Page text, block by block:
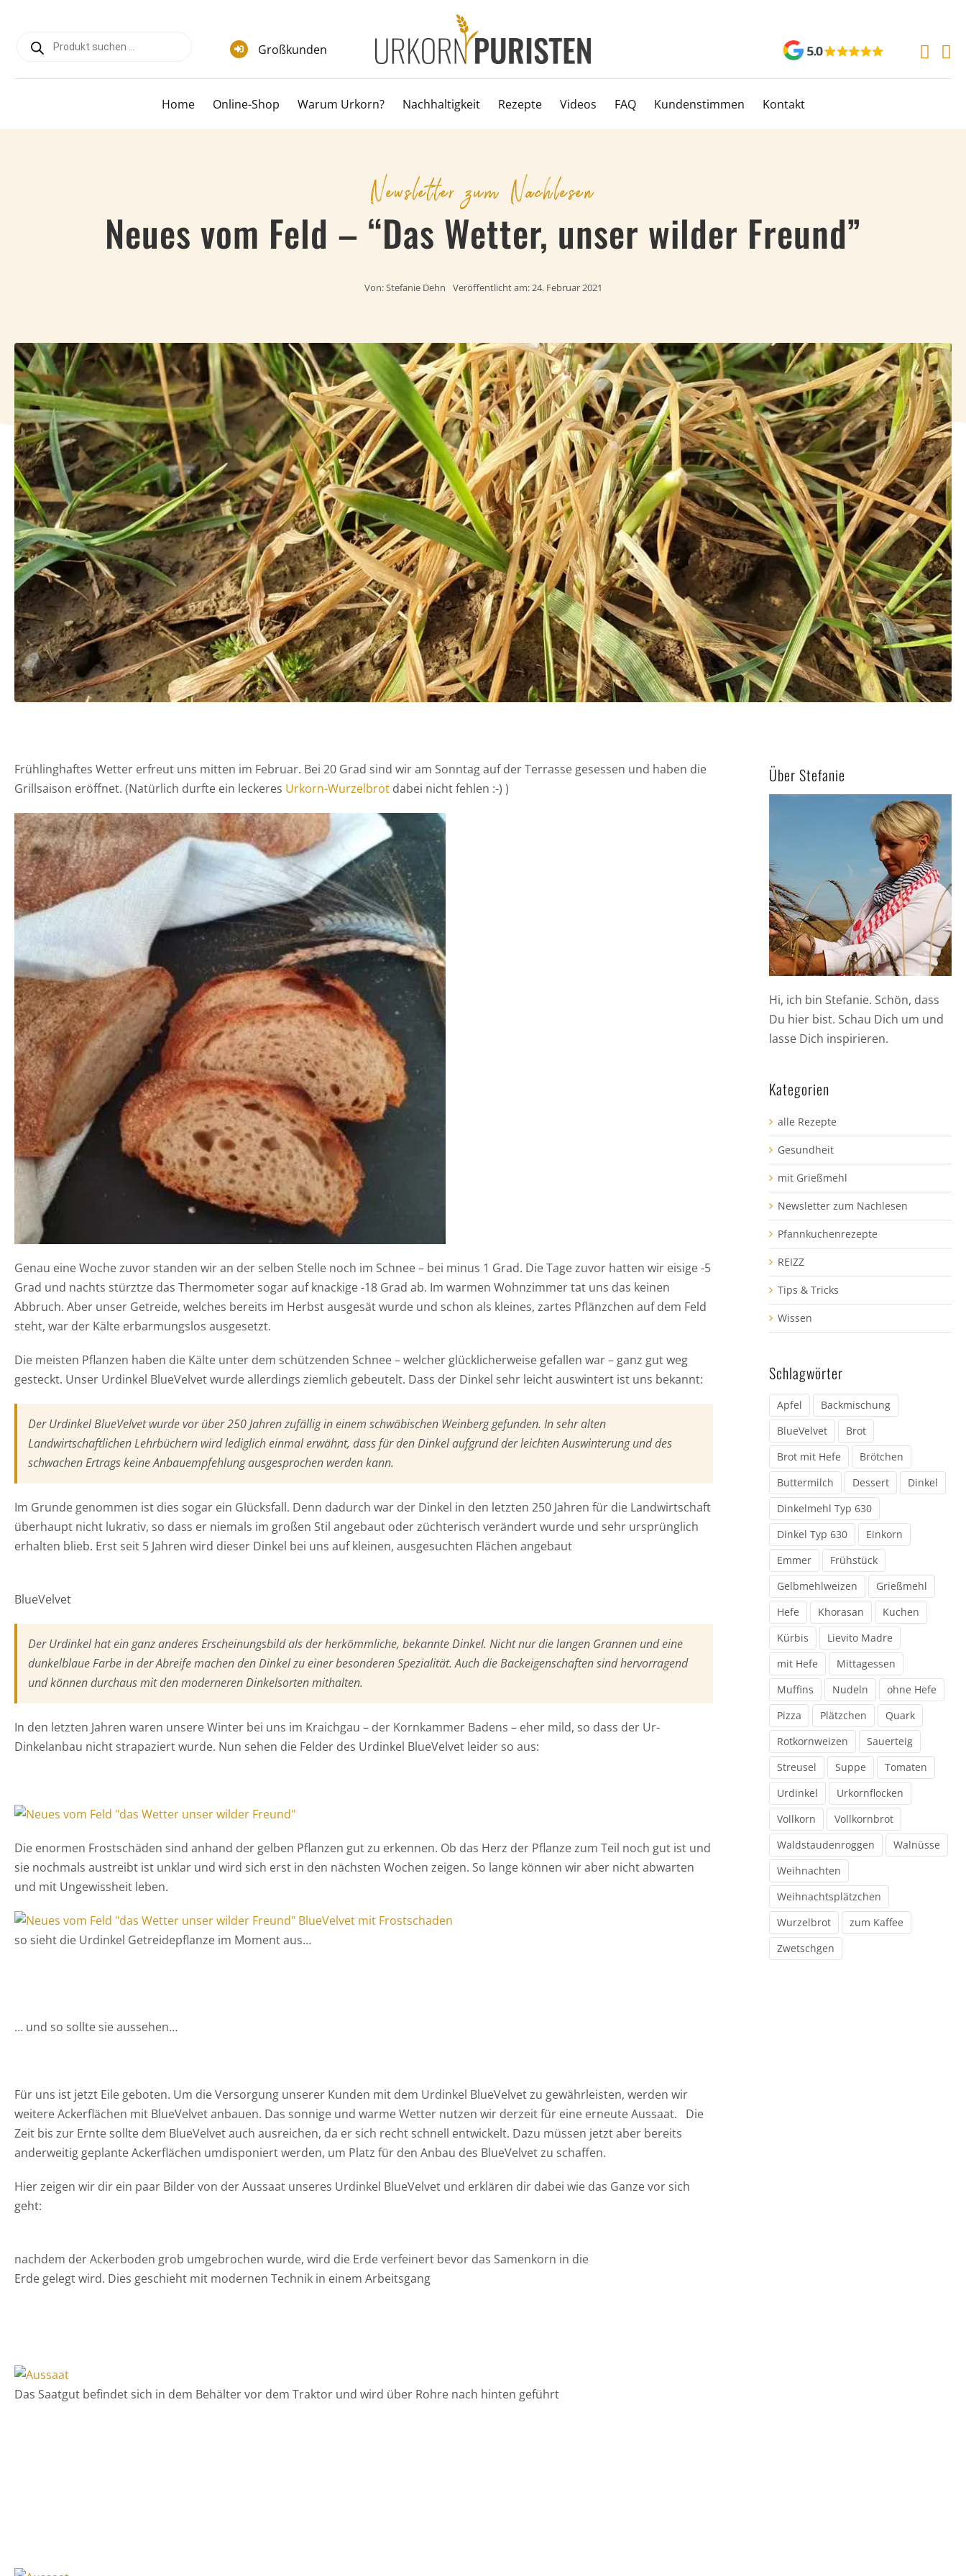
springen
search Großkunden
Home Online-Shop Warum Urkorn? Nachhaltigkeit Rezepte Videos FAQ Kundenstimmen Kontakt
Newsletter zum Nachlesen
Neues vom Feld – “Das Wetter, unser wilder Freund”
Von:Stefanie Dehn Veröffentlicht am: 24. Februar 2021
Frühlinghaftes Wetter erfreut uns mitten im Februar. Bei 20 Grad sind wir am Sonntag auf der Terrasse gesessen und haben die
Grillsaison eröffnet. (Natürlich durfte ein leckeres Urkorn-Wurzelbrotdabei nicht fehlen :-) )
Genau eine Woche zuvor standen wir an der selben Stelle noch im Schnee – bei minus 1 Grad. Die Tage zuvor hatten wir eisige -5
Grad und nachts stürztze das Thermometer sogar auf knackige -18 Grad ab. Im warmen Wohnzimmer tat uns das keinen
Abbruch. Aber unser Getreide, welches bereits im Herbst ausgesät wurde und schon als kleines, zartes Pflänzchen auf dem Feld
steht, war der Kälte erbarmungslos ausgesetzt.
Die meisten Pflanzen haben die Kälte unter dem schützenden Schnee – welcher glücklicherweise gefallen war – ganz gut weg
gesteckt. Unser Urdinkel BlueVelvet wurde allerdings ziemlich gebeutelt. Dass der Dinkel sehr leicht auswintert ist uns bekannt:
Der Urdinkel BlueVelvet wurde vor über 250 Jahren zufällig in einem schwäbischen Weinberg gefunden. In sehr alten
Landwirtschaftlichen Lehrbüchern wird lediglich einmal erwähnt, dass für den Dinkel aufgrund der leichten Auswinterung und des
schwachen Ertrags keine Anbauempfehlung ausgesprochen werden kann.
Im Grunde genommen ist dies sogar ein Glücksfall. Denn dadurch war der Dinkel in den letzten 250 Jahren für die Landwirtschaft
überhaupt nicht lukrativ, so dass er niemals im großen Stil angebaut oder züchterisch verändert wurde und sehr ursprünglich
erhalten blieb. Erst seit 5 Jahren wird dieser Dinkel bei uns auf kleinen, ausgesuchten Flächen angebaut
BlueVelvet
Der Urdinkel hat ein ganz anderes Erscheinungsbild als der herkömmliche, bekannte Dinkel. Nicht nur die langen Grannen und eine
dunkelblaue Farbe in der Abreife machen den Dinkel zu einer besonderen Spezialität. Auch die Backeigenschaften sind hervorragend
und können durchaus mit den moderneren Dinkelsorten mithalten.
In den letzten Jahren waren unsere Winter bei uns im Kraichgau – der Kornkammer Badens – eher mild, so dass der Ur-
Dinkelanbau nicht strapaziert wurde. Nun sehen die Felder des Urdinkel BlueVelvet leider so aus:
Die enormen Frostschäden sind anhand der gelben Pflanzen gut zu erkennen. Ob das Herz der Pflanze zum Teil noch gut ist und
sie nochmals austreibt ist unklar und wird sich erst in den nächsten Wochen zeigen. So lange können wir aber nicht abwarten
und mit Ungewissheit leben.
so sieht die Urdinkel Getreidepflanze im Moment aus…
… und so sollte sie aussehen…
Für uns ist jetzt Eile geboten. Um die Versorgung unserer Kunden mit dem Urdinkel BlueVelvet zu gewährleisten, werden wir
weitere Ackerflächen mit BlueVelvet anbauen. Das sonnige und warme Wetter nutzen wir derzeit für eine erneute Aussaat. Die
Zeit bis zur Ernte sollte dem BlueVelvet auch ausreichen, da er sich recht schnell entwickelt. Dazu müssen jetzt aber bereits
anderweitig geplante Ackerflächen umdisponiert werden, um Platz für den Anbau des BlueVelvet zu schaffen.
Hier zeigen wir dir ein paar Bilder von der Aussaat unseres Urdinkel BlueVelvet und erklären dir dabei wie das Ganze vor sich
geht:
nachdem der Ackerboden grob umgebrochen wurde, wird die Erde verfeinert bevor das Samenkorn in die
Erde gelegt wird. Dies geschieht mit modernen Technik in einem Arbeitsgang
Das Saatgut befindet sich in dem Behälter vor dem Traktor und wird über Rohre nach hinten geführt
Über Stefanie
Hi, ich bin Stefanie. Schön, dass
Du hier bist. Schau Dich um und
lasse Dich inspirieren.
Kategorien
alle Rezepte
Gesundheit
mit Grießmehl
Newsletter zum Nachlesen
Pfannkuchenrezepte
REIZZ
Tips & Tricks
Wissen
Schlagwörter
Apfel
Backmischung
BlueVelvet
Brot
Brot mit Hefe
Brötchen
Buttermilch
Dessert
Dinkel
Dinkelmehl Typ 630
Dinkel Typ 630
Einkorn
Emmer
Frühstück
Gelbmehlweizen
Grießmehl
Hefe
Khorasan
Kuchen
Kürbis
Lievito Madre
mit Hefe
Mittagessen
Muffins
Nudeln
ohne Hefe
Pizza
Plätzchen
Quark
Rotkornweizen
Sauerteig
Streusel
Suppe
Tomaten
Urdinkel
Urkornflocken
Vollkorn
Vollkornbrot
Waldstaudenroggen
Walnüsse
Weihnachten
Weihnachtsplätzchen
Wurzelbrot
zum Kaffee
Zwetschgen